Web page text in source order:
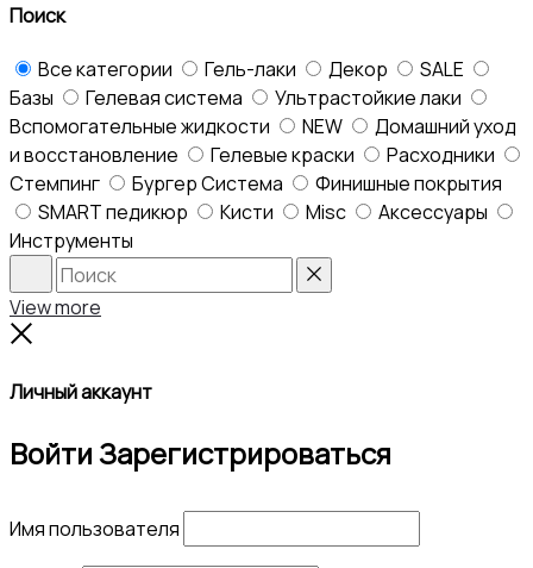
Поиск
Все категории Гель-лаки Декор
SALE
Базы
Гелевая система
Ультрастойкие лаки
Вспомогательные жидкости
NEW
Домашний уход
и восстановление
Гелевые краски
Расходники
Стемпинг
Бургер Система
Финишные покрытия
SMART педикюр
Кисти Misc
Аксессуары
Инструменты
Search
View more
Личный аккаунт
ВойтиЗарегистрироваться
Имя пользователя